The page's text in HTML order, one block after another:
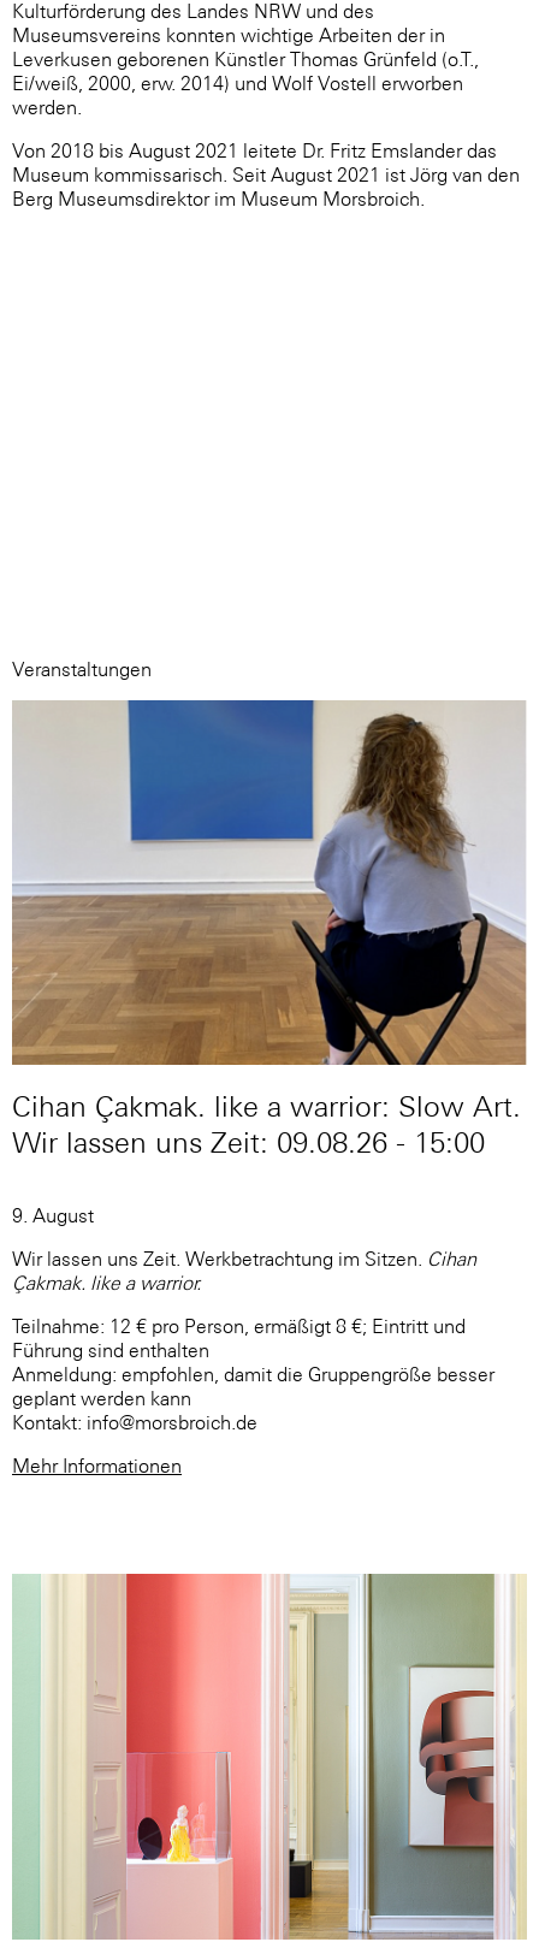
Kulturförderung des Landes NRW und des
Museumsvereins konnten wichtige Arbeiten der in
Leverkusen geborenen Künstler Thomas Grünfeld (o.T.,
Ei/weiß, 2000, erw. 2014) und Wolf Vostell erworben
werden.
Von 2018 bis August 2021 leitete Dr. Fritz Emslander das
Museum kommissarisch. Seit August 2021 ist Jörg van den
Berg Museumsdirektor im Museum Morsbroich.
Veranstaltungen
Cihan Çakmak. like a warrior: Slow Art.
Wir lassen uns Zeit: 09.08.26 - 15:00
9. August
Wir lassen uns Zeit. Werkbetrachtung im Sitzen.
Cihan
Çakmak. like a warrior.
Teilnahme: 12 € pro Person, ermäßigt 8 €; Eintritt und
Führung sind enthalten
Anmeldung: empfohlen, damit die Gruppengröße besser
geplant werden kann
Kontakt: info@morsbroich.de
Mehr Informationen